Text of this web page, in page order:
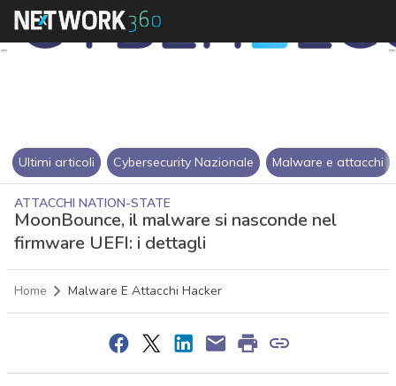
Ultimi articoli Cybersecurity Nazionale Malware e attacchi
ATTACCHI NATION-STATE
MoonBounce, il malware si nasconde nel
firmware UEFI: i dettagli
Home Malware E Attacchi Hacker